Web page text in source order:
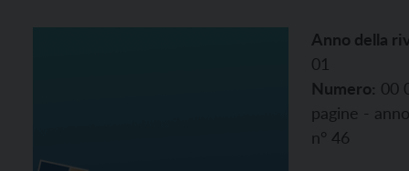
Anno della
01
Numero: 00
pagine -
n° 46